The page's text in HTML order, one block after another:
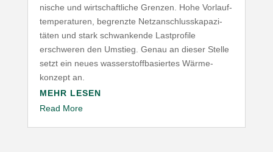
nische und wirt­schaft­liche Grenzen. Hohe Vorlauf­
tem­pe­ra­turen, begrenzte Netz­an­schluss­ka­pa­zi­
täten und stark schwan­kende Last­profile
erschweren den Umstieg. Genau an dieser Stelle
setzt ein neues wasser­stoff­ba­siertes Wärme­
konzept an.
MEHR LESEN
Read More